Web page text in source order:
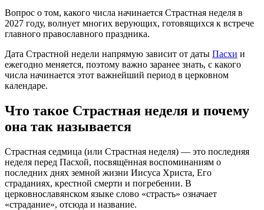
Вопрос о том, какого числа начинается Страстная неделя в
2027 году, волнует многих верующих, готовящихся к встрече
главного православного праздника.
Дата Страстной недели напрямую зависит от даты Пасхи и
ежегодно меняется, поэтому важно заранее знать, с какого
числа начинается этот важнейший период в церковном
календаре.
Что такое Страстная неделя и почему
она так называется
Страстная седмица (или Страстная неделя) — это последняя
неделя перед Пасхой, посвящённая воспоминаниям о
последних днях земной жизни Иисуса Христа, Его
страданиях, крестной смерти и погребении. В
церковнославянском языке слово «страсть» означает
«страдание», отсюда и название.